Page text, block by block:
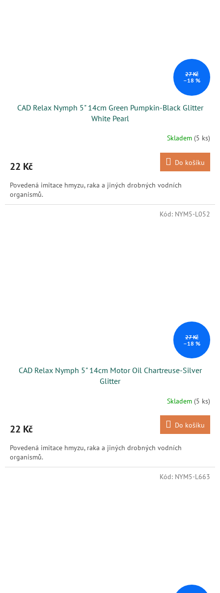
27 Kč
–18 %
CAD Relax Nymph 5" 14cm Green Pumpkin-Black Glitter
White Pearl
Skladem (5 ks)
22 Kč Do košíku
Povedená imitace hmyzu, raka a jiných drobných vodních
organismů.
27 Kč
–18 %
CAD Relax Nymph 5" 14cm Motor Oil Chartreuse-Silver
Glitter
Skladem (5 ks)
22 Kč Do košíku
Povedená imitace hmyzu, raka a jiných drobných vodních
organismů.
Kód: NYM5-L052
Kód: NYM5-L663